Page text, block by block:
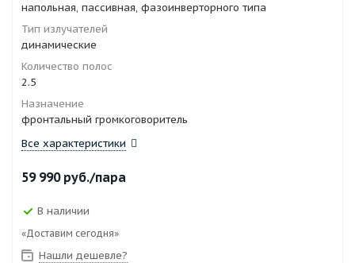
напольная, пассивная, фазоинверторного типа
Тип излучателей
динамические
Количество полос
2.5
Назначение
фронтальный громкоговоритель
Все характеристики
59 990руб./пара
В наличии
«Доставим сегодня»
Нашли дешевле?